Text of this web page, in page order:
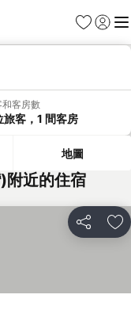
我的最愛
登入 選
和客房數
旅客，1 間客房
地圖
附近的住宿
分享 加